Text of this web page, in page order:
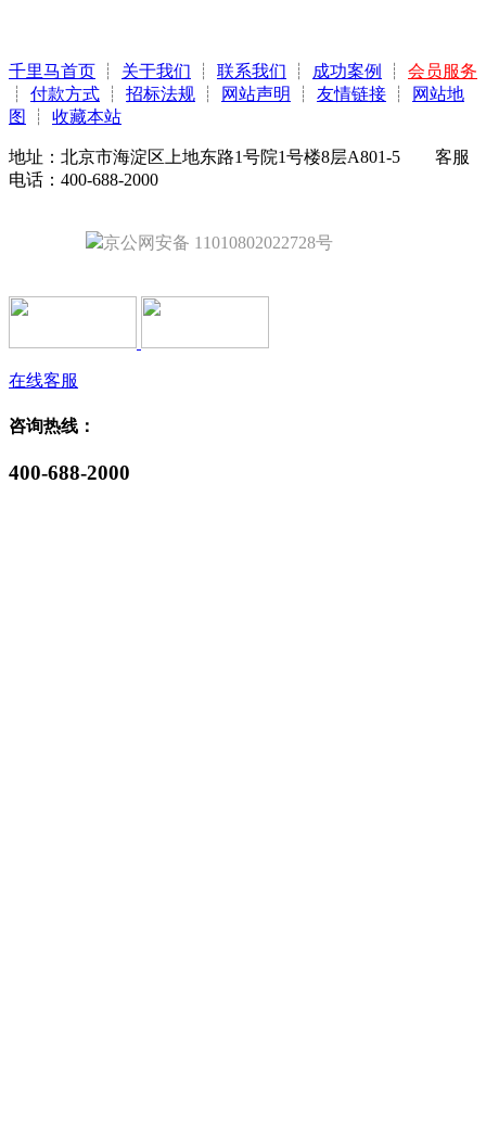
千里马首页 ┊ 关于我们 ┊ 联系我们 ┊ 成功案例 ┊ 会员服务
┊ 付款方式 ┊ 招标法规 ┊ 网站声明 ┊ 友情链接 ┊
网站地
图
┊ 收藏本站
地址：北京市海淀区上地东路1号院1号楼8层A801-5 客服
电话：400-688-2000
京公网安备 11010802022728号
在线客服
咨询热线：
400-688-2000